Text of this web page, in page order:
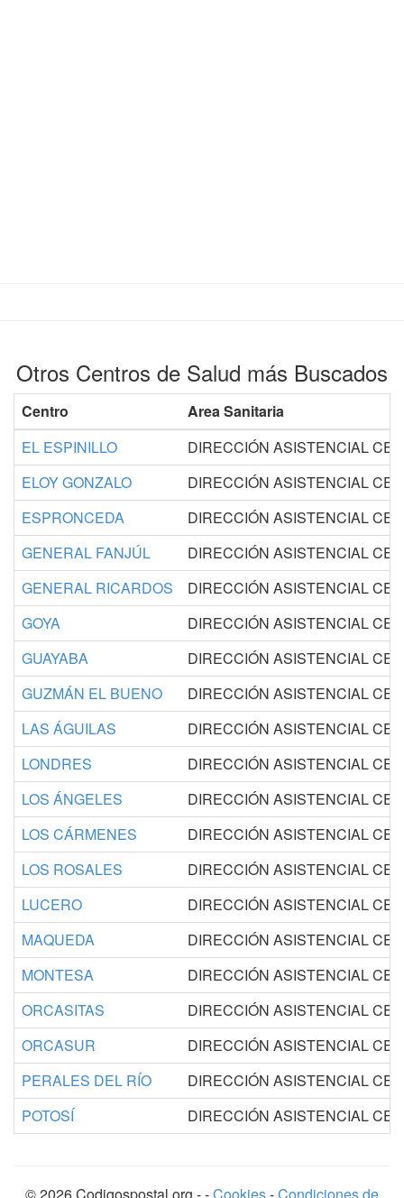
Otros Centros de Salud más Buscados
Centro
Area Sanitaria
EL ESPINILLO
DIRECCIÓN ASISTENCIAL
ELOY GONZALO
DIRECCIÓN ASISTENCIAL
ESPRONCEDA
DIRECCIÓN ASISTENCIAL
GENERAL FANJÚL
DIRECCIÓN ASISTENCIAL
GENERAL RICARDOS
DIRECCIÓN ASISTENCIAL
GOYA
DIRECCIÓN ASISTENCIAL
GUAYABA
DIRECCIÓN ASISTENCIAL
GUZMÁN EL BUENO
DIRECCIÓN ASISTENCIAL
LAS ÁGUILAS
DIRECCIÓN ASISTENCIAL
LONDRES
DIRECCIÓN ASISTENCIAL
LOS ÁNGELES
DIRECCIÓN ASISTENCIAL
LOS CÁRMENES
DIRECCIÓN ASISTENCIAL
LOS ROSALES
DIRECCIÓN ASISTENCIAL
LUCERO
DIRECCIÓN ASISTENCIAL
MAQUEDA
DIRECCIÓN ASISTENCIAL
MONTESA
DIRECCIÓN ASISTENCIAL
ORCASITAS
DIRECCIÓN ASISTENCIAL
ORCASUR
DIRECCIÓN ASISTENCIAL
PERALES DEL RÍO
DIRECCIÓN ASISTENCIAL
POTOSÍ
DIRECCIÓN ASISTENCIAL